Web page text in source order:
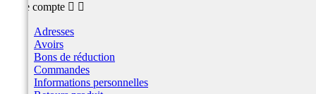
Votre compte  
Adresses
Avoirs
Bons de réduction
Commandes
Informations personnelles